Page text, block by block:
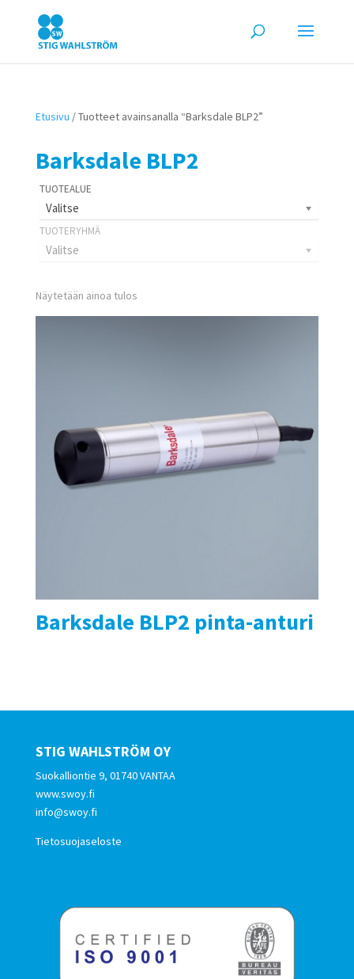
Etusivu / Tuotteet avainsanalla “Barksdale BLP2”
Barksdale BLP2
Valitse
Valitse
Näytetään ainoa tulos
Barksdale BLP2 pinta-anturi
STIG WAHLSTRÖM OY
Suokalliontie 9, 01740 VANTAA
www.swoy.fi
info@swoy.fi
Tietosuojaseloste